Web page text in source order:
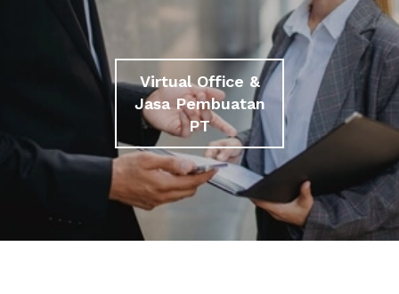
Virtual Office &
Jasa Pembuatan
PT